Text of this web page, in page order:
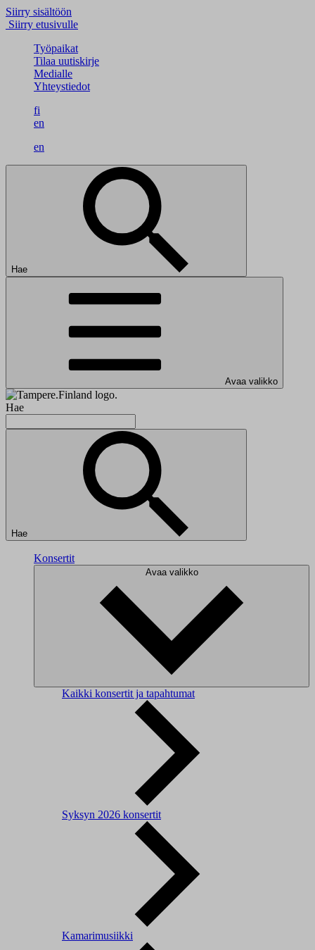
Siirry sisältöön
Siirry etusivulle
Työpaikat
Tilaa uutiskirje
Medialle
Yhteystiedot
fi
en
en
Hae
Avaa valikko
Hae
Hae
Konsertit
Avaa valikko
Kaikki konsertit ja tapahtumat
Syksyn 2026 konsertit
Kamarimusiikki